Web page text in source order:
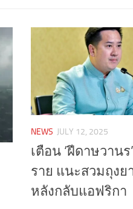
NEWS JULY 12, 2025
เตือน ‘ฝีดาษวาน
ราย แนะสวมถุง
หลังกลับแอฟริกา